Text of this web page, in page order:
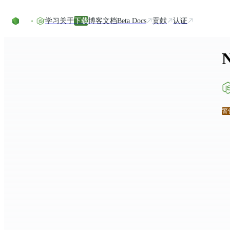
学习 关于下载博客文档Beta Docs 贡献 认证
警